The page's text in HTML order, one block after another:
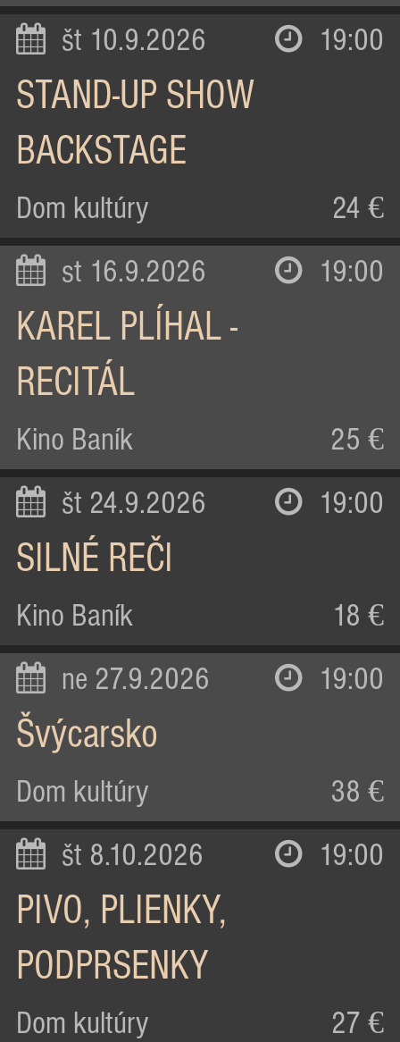
št 10.9.2026 19:00
STAND-UP SHOW
BACKSTAGE
Dom kultúry 24 €
st 16.9.2026 19:00
KAREL PLÍHAL -
RECITÁL
Kino Baník 25 €
št 24.9.2026 19:00
SILNÉ REČI
Kino Baník 18 €
ne 27.9.2026 19:00
Švýcarsko
Dom kultúry 38 €
št 8.10.2026 19:00
PIVO, PLIENKY,
PODPRSENKY
Dom kultúry 27 €